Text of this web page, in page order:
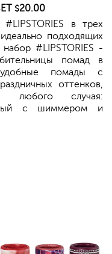
$20.00
в трех
подходящих
#LIPSTORIES -
помад в
помады с
оттенков,
любого случая:
с шиммером и